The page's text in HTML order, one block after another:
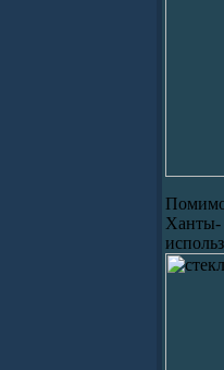
Помимо
Ханты-